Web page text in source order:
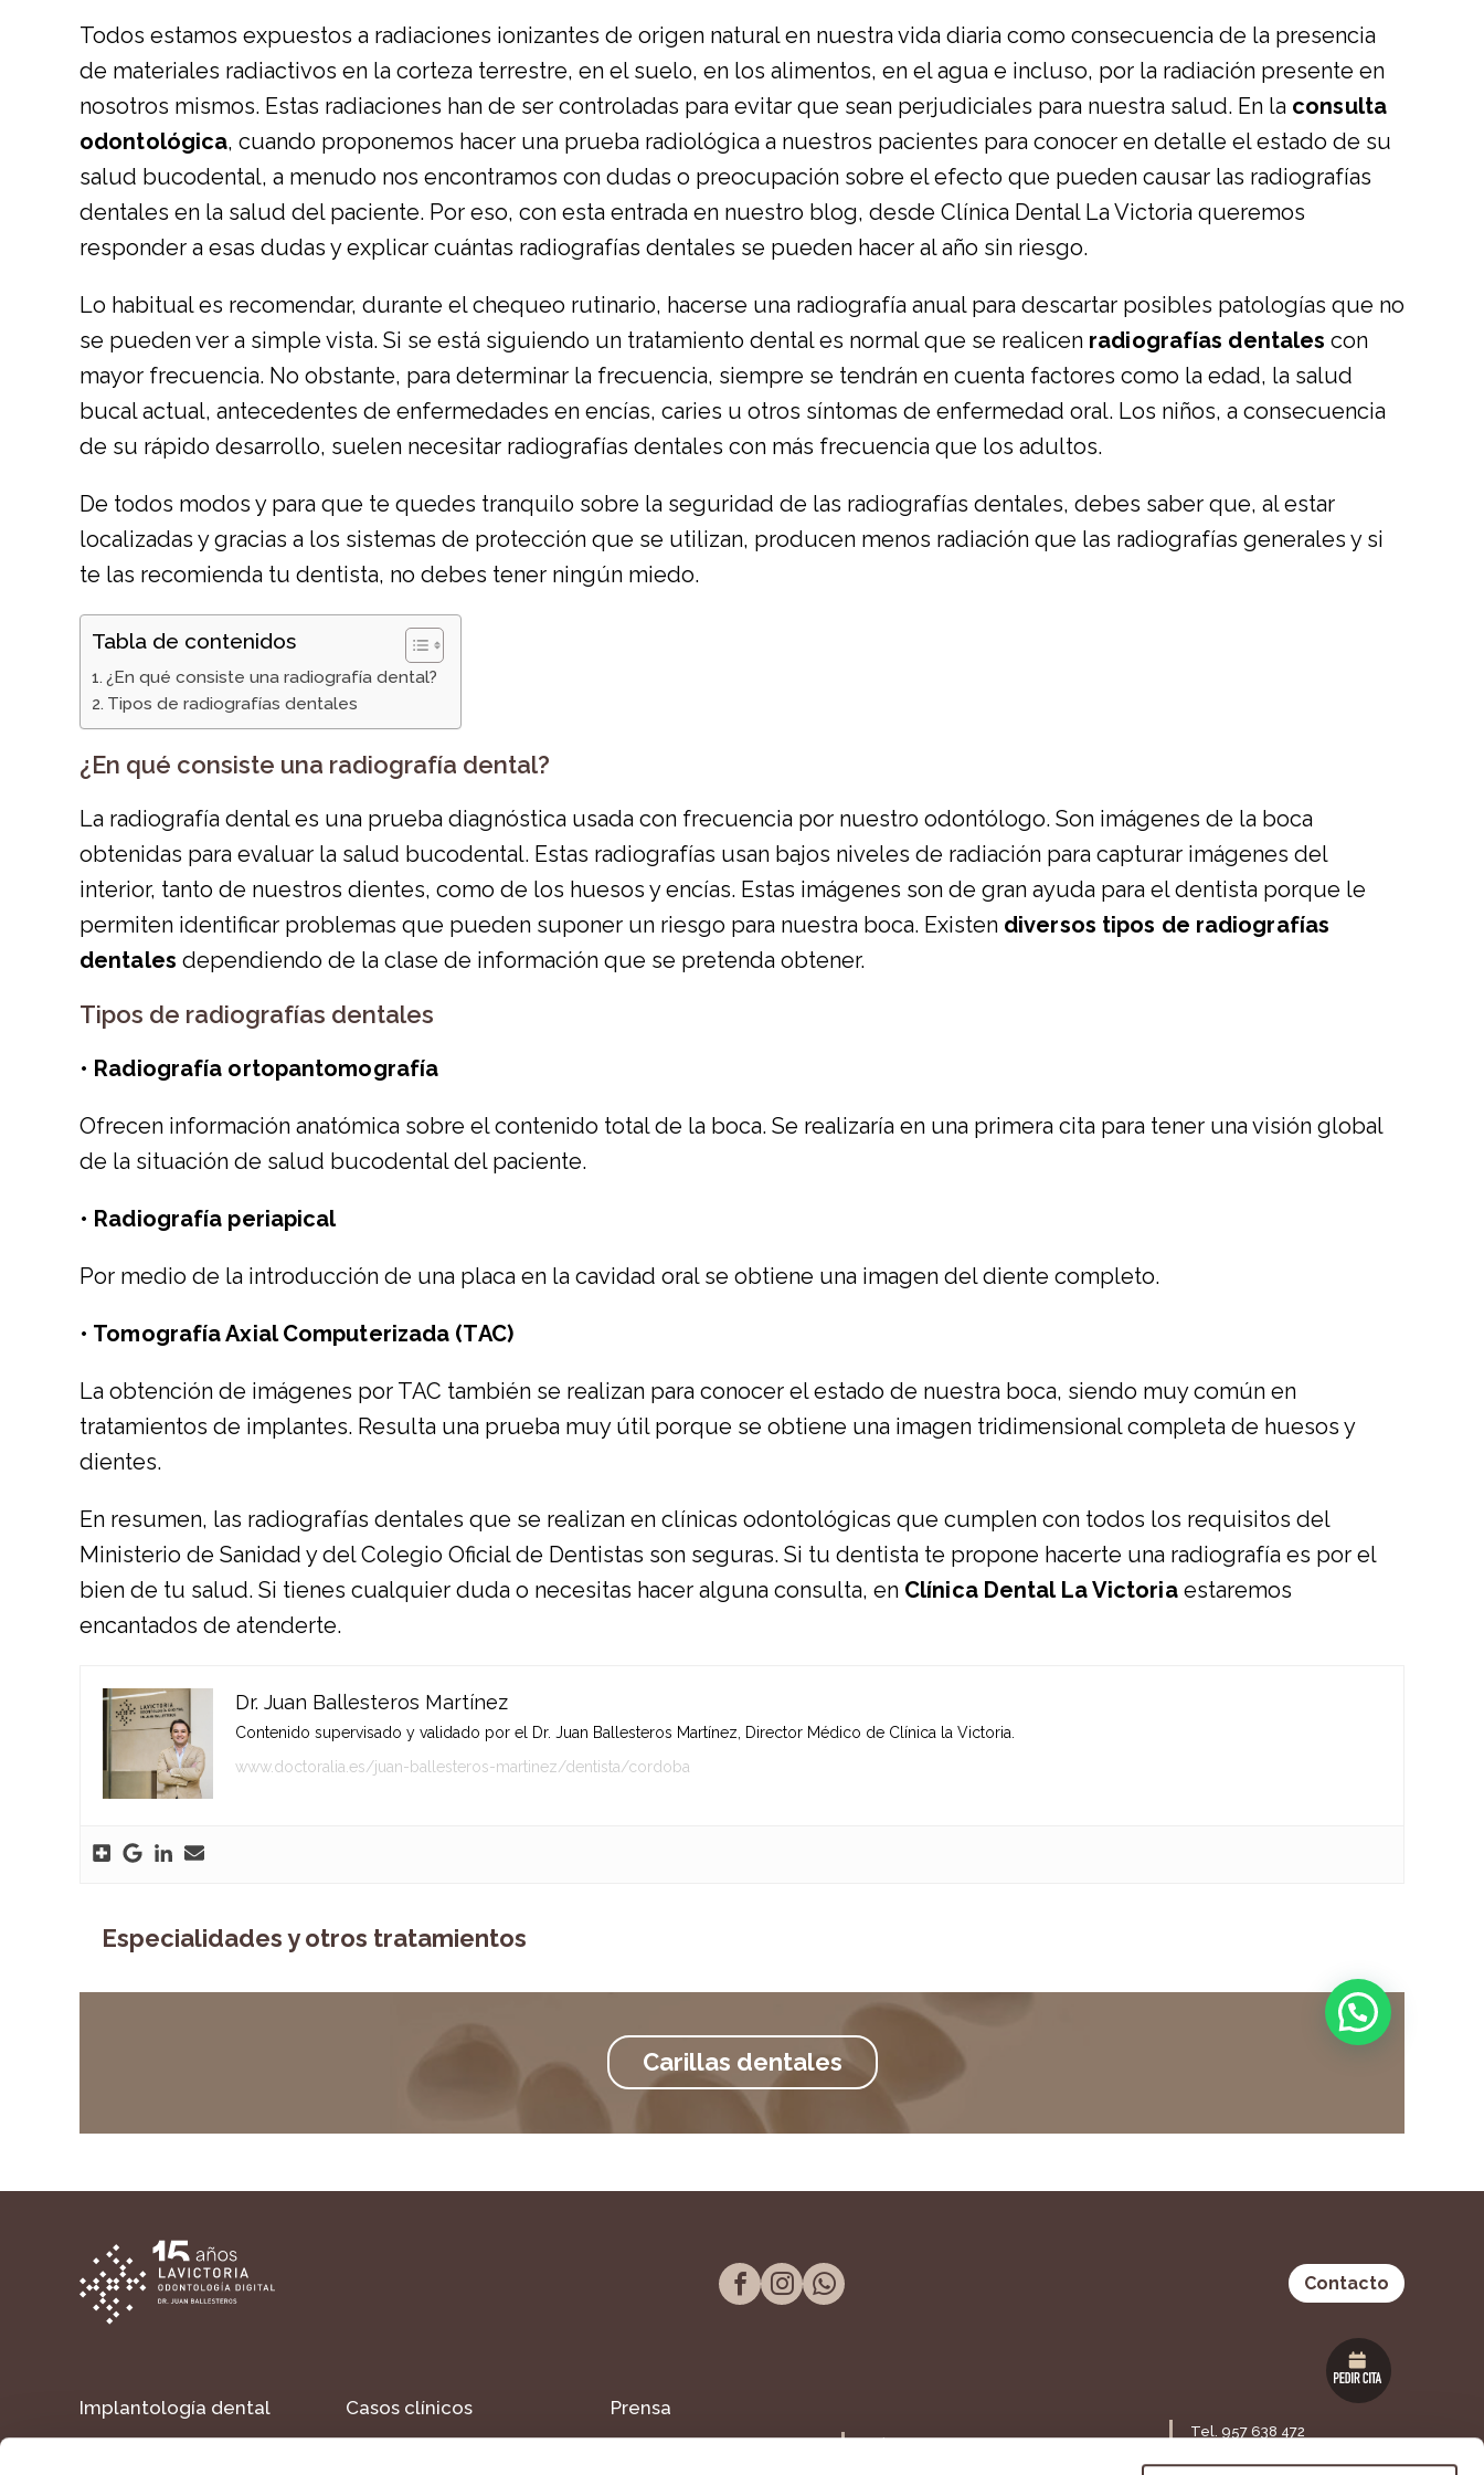
Todos estamos expuestos a radiaciones ionizantes de origen natural en nuestra vida diaria como consecuencia de la presencia
de materiales radiactivos en la corteza terrestre, en el suelo, en los alimentos, en el agua e incluso, por la radiación presente en
nosotros mismos. Estas radiaciones han de ser controladas para evitar que sean perjudiciales para nuestra salud. En la consulta
odontológica, cuando proponemos hacer una prueba radiológica a nuestros pacientes para conocer en detalle el estado de su
salud bucodental, a menudo nos encontramos con dudas o preocupación sobre el efecto que pueden causar las radiografías
dentales en la salud del paciente. Por eso, con esta entrada en nuestro blog, desde Clínica Dental La Victoria queremos
responder a esas dudas y explicar cuántas radiografías dentales se pueden hacer al año sin riesgo.
Lo habitual es recomendar, durante el chequeo rutinario, hacerse una radiografía anual para descartar posibles patologías que no
se pueden ver a simple vista. Si se está siguiendo un tratamiento dental es normal que se realicen radiografías dentales con
mayor frecuencia. No obstante, para determinar la frecuencia, siempre se tendrán en cuenta factores como la edad, la salud
bucal actual, antecedentes de enfermedades en encías, caries u otros síntomas de enfermedad oral. Los niños, a consecuencia
de su rápido desarrollo, suelen necesitar radiografías dentales con más frecuencia que los adultos.
De todos modos y para que te quedes tranquilo sobre la seguridad de las radiografías dentales, debes saber que, al estar
localizadas y gracias a los sistemas de protección que se utilizan, producen menos radiación que las radiografías generales y si
te las recomienda tu dentista, no debes tener ningún miedo.
Tabla de contenidos
¿En qué consiste una radiografía dental?
Tipos de radiografías dentales
¿En qué consiste una radiografía dental?
La radiografía dental es una prueba diagnóstica usada con frecuencia por nuestro odontólogo. Son imágenes de la boca
obtenidas para evaluar la salud bucodental. Estas radiografías usan bajos niveles de radiación para capturar imágenes del
interior, tanto de nuestros dientes, como de los huesos y encías. Estas imágenes son de gran ayuda para el dentista porque le
permiten identificar problemas que pueden suponer un riesgo para nuestra boca. Existen diversos tipos de radiografías
dentales dependiendo de la clase de información que se pretenda obtener.
Tipos de radiografías dentales
• Radiografía ortopantomografía
Ofrecen información anatómica sobre el contenido total de la boca. Se realizaría en una primera cita para tener una visión global
de la situación de salud bucodental del paciente.
• Radiografía periapical
Por medio de la introducción de una placa en la cavidad oral se obtiene una imagen del diente completo.
• Tomografía Axial Computerizada (TAC)
La obtención de imágenes por TAC también se realizan para conocer el estado de nuestra boca, siendo muy común en
tratamientos de implantes. Resulta una prueba muy útil porque se obtiene una imagen tridimensional completa de huesos y
dientes.
En resumen, las radiografías dentales que se realizan en clínicas odontológicas que cumplen con todos los requisitos del
Ministerio de Sanidad y del Colegio Oficial de Dentistas son seguras. Si tu dentista te propone hacerte una radiografía es por el
bien de tu salud. Si tienes cualquier duda o necesitas hacer alguna consulta, en Clínica Dental La Victoriaestaremos
encantados de atenderte.
Dr. Juan Ballesteros Martínez
Contenido supervisado y validado por el Dr. Juan Ballesteros Martínez, Director Médico de Clínica la Victoria.
www.doctoralia.es/juan-ballesteros-martinez/dentista/cordoba
Especialidades y otros tratamientos
Carillas dentales
Contacto
Implantología dental Casos clínicos Prensa
Tel. 957 298 661
Tel. 957 638 472